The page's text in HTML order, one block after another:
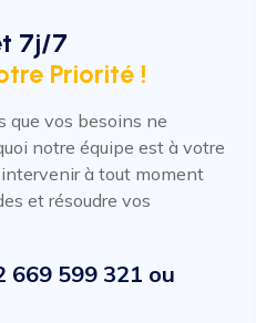
gestion de transport
je veux un site ecommerce
7j/7
Priorité !
que vos besoins ne
notre équipe est à votre
à tout moment
et résoudre vos
669 599 321 ou